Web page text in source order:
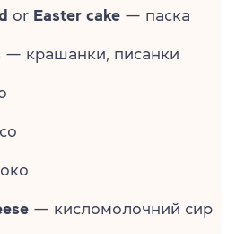
or Easter cake — паска
— крашанки, писанки
— кисломолочний сир